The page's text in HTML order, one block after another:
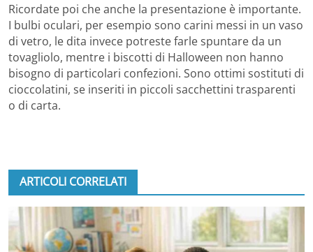
Ricordate poi che anche la presentazione è importante.
I bulbi oculari, per esempio sono carini messi in un vaso
di vetro, le dita invece potreste farle spuntare da un
tovagliolo, mentre i biscotti di Halloween non hanno
bisogno di particolari confezioni. Sono ottimi sostituti di
cioccolatini, se inseriti in piccoli sacchettini trasparenti
o di carta.
ARTICOLI CORRELATI